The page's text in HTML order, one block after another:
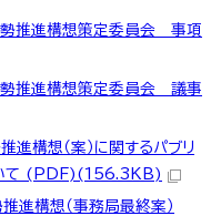
勢推進構想策定委員会 事項
勢推進構想策定委員会 議事
進構想（案）に関するパブリ
いて (PDF)(156.3KB)
進構想（事務局最終案）